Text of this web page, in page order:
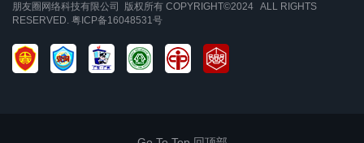
朋友圈网络科技有限公司 版权所有 COPYRIGHT©2024 ALL RIGHTS
RESERVED. 粤ICP备16048531号